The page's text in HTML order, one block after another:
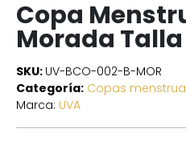
Copa
Morada Talla
SKU: UV-BCO-002-B-MOR
Categoría: Copas
Marca: UVA